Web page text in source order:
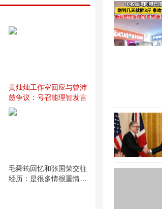
黄灿灿工作室回应与曾沛
慈争议：号召能理智发言
毛舜筠回忆和张国荣交往
经历：是很多情很重情的